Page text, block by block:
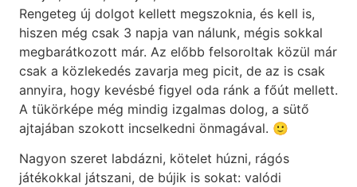
Rengeteg új dolgot kellett megszoknia, és kell is,
hiszen még csak 3 napja van nálunk, mégis sokkal
megbarátkozott már. Az előbb felsoroltak közül már
csak a közlekedés zavarja meg picit, de az is csak
annyira, hogy kevésbé figyel oda ránk a főút mellett.
A tükörképe még mindig izgalmas dolog, a sütő
ajtajában szokott incselkedni önmagával. 🙂
Nagyon szeret labdázni, kötelet húzni, rágós
játékokkal játszani, de bújik is sokat: valódi